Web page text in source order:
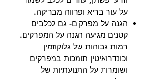
על עור בריא ופרווה מבריקה.
הגנה על מפרקים- גם לכלבים
קטנים מגיעה הגנה על המפרקים.
רמות גבוהות של גלוקוזמין
וכונדרואיטין תומכות במפרקים
ושומרות על התנועתיות של